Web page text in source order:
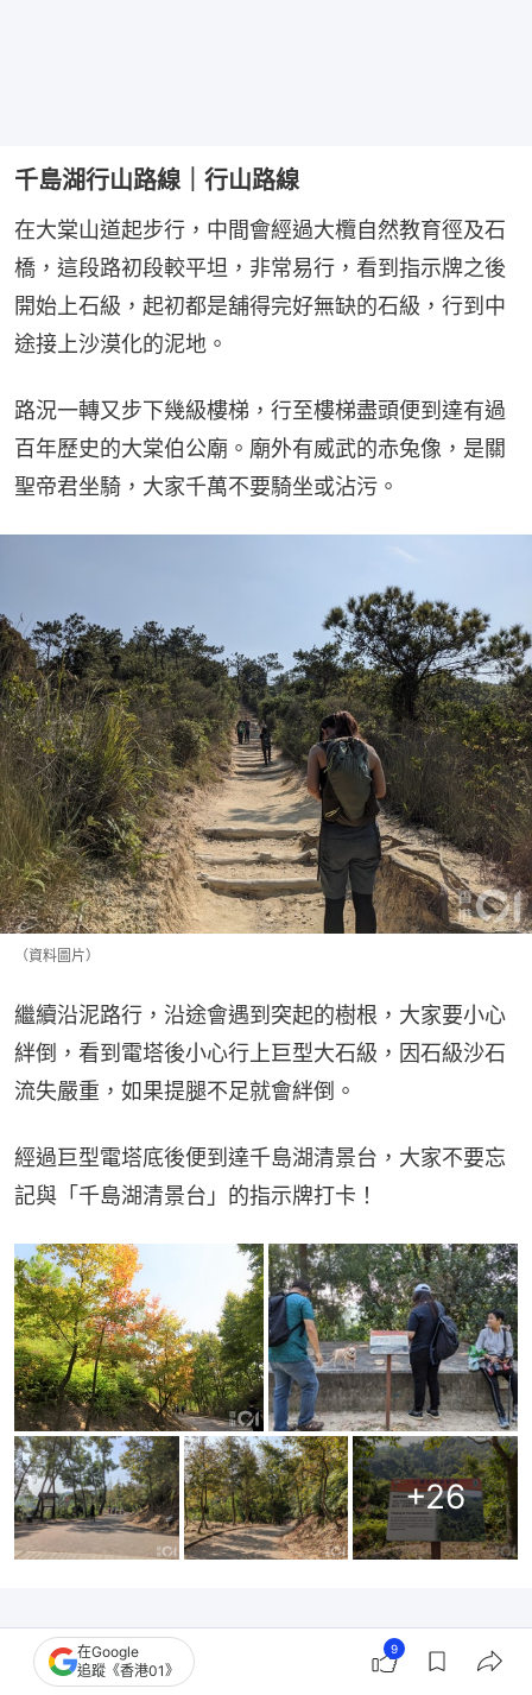
千島湖行山路線｜行山路線
在大棠山道起步行，中間會經過大欖自然教育徑及石
橋，這段路初段較平坦，非常易行，看到指示牌之後
開始上石級，起初都是舖得完好無缺的石級，行到中
途接上沙漠化的泥地。
路況一轉又步下幾級樓梯，行至樓梯盡頭便到達有過
百年歷史的大棠伯公廟。廟外有威武的赤兔像，是關
聖帝君坐騎，大家千萬不要騎坐或沾污。
（資料圖片）
繼續沿泥路行，沿途會遇到突起的樹根，大家要小心
絆倒，看到電塔後小心行上巨型大石級，因石級沙石
流失嚴重，如果提腿不足就會絆倒。
經過巨型電塔底後便到達千島湖清景台，大家不要忘
記與「千島湖清景台」的指示牌打卡！
+26
在Google
追蹤《香港01》
9